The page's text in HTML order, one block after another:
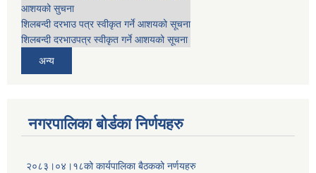
आशयको सुचना
शिलबन्दी दरभाउ पत्र स्वीकृत गर्ने आशयको सूचना
शिलबन्दी दरभाउपत्र स्वीकृत गर्ने आशयको सूचना
अन्य
नगरपालिका बोर्डका निर्णयहरु
२०८३।०४।१८को कार्यपालिका बैठकको नर्णयहरु